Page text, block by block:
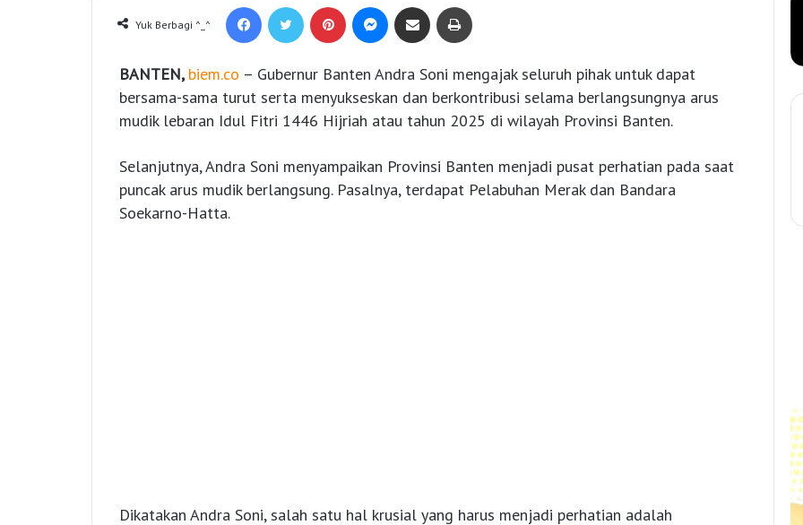
Yuk Berbagi ^_^
BANTEN, biem.co – Gubernur Banten Andra Soni mengajak seluruh pihak untuk dapat
bersama-sama turut serta menyukseskan dan berkontribusi selama berlangsungnya arus
mudik lebaran Idul Fitri 1446 Hijriah atau tahun 2025 di wilayah Provinsi Banten.
Selanjutnya, Andra Soni menyampaikan Provinsi Banten menjadi pusat perhatian pada saat
puncak arus mudik berlangsung. Pasalnya, terdapat Pelabuhan Merak dan Bandara
Soekarno-Hatta.
Dikatakan Andra Soni, salah satu hal krusial yang harus menjadi perhatian adalah